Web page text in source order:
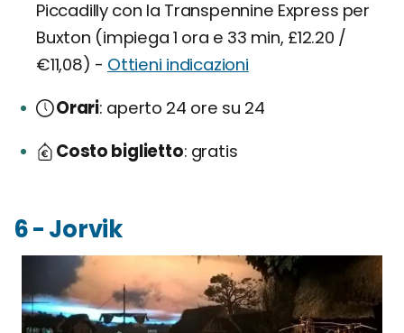
Piccadilly con la Transpennine Express per
Buxton (impiega 1 ora e 33 min, £12.20 /
€11,08) - Ottieni indicazioni
Orari aperto 24 ore su 24
Costo biglietto gratis
6 - Jorvik